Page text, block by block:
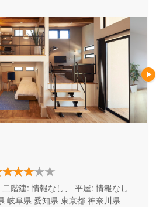
二階建: 情報なし、 平屋: 情報なし
岐阜県 愛知県 東京都 神奈川県